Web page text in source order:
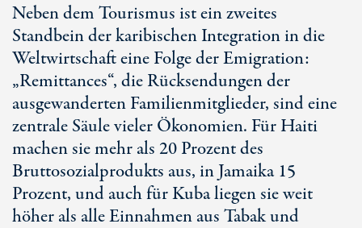
Neben dem Tourismus ist ein zweites
Standbein der karibischen Integration in die
Weltwirtschaft eine Folge der Emigration:
„Remittances“, die Rücksendungen der
ausgewanderten Familienmitglieder, sind eine
zentrale Säule vieler Ökonomien. Für Haiti
machen sie mehr als 20 Prozent des
Bruttosozialprodukts aus, in Jamaika 15
Prozent, und auch für Kuba liegen sie weit
höher als alle Einnahmen aus Tabak und